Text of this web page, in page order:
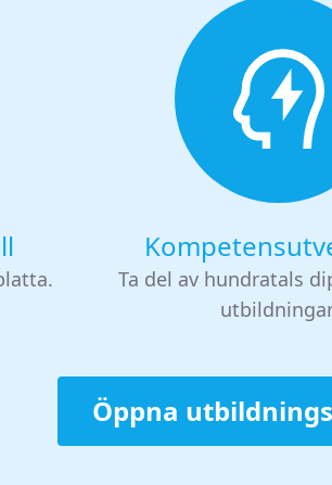
Ta del av hundratals
Öppna